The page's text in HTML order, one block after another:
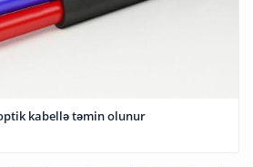
kabellə təmin olunur